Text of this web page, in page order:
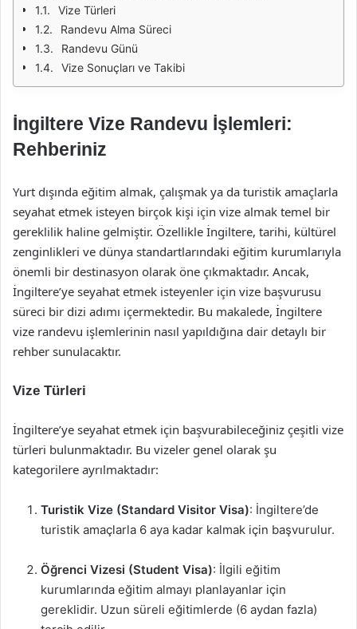
Vize Türleri
Randevu Alma Süreci
Randevu Günü
Vize Sonuçları ve Takibi
İngiltere Vize Randevu İşlemleri:
Rehberiniz
Yurt dışında eğitim almak, çalışmak ya da turistik amaçlarla
seyahat etmek isteyen birçok kişi için vize almak temel bir
gereklilik haline gelmiştir. Özellikle İngiltere, tarihi, kültürel
zenginlikleri ve dünya standartlarındaki eğitim kurumlarıyla
önemli bir destinasyon olarak öne çıkmaktadır. Ancak,
İngiltere’ye seyahat etmek isteyenler için vize başvurusu
süreci bir dizi adımı içermektedir. Bu makalede, İngiltere
vize randevu işlemlerinin nasıl yapıldığına dair detaylı bir
rehber sunulacaktır.
Vize Türleri
İngiltere’ye seyahat etmek için başvurabileceğiniz çeşitli vize
türleri bulunmaktadır. Bu vizeler genel olarak şu
kategorilere ayrılmaktadır:
Turistik Vize (Standard Visitor Visa): İngiltere’de
turistik amaçlarla 6 aya kadar kalmak için başvurulur.
Öğrenci Vizesi (Student Visa): İlgili eğitim
kurumlarında eğitim almayı planlayanlar için
gereklidir. Uzun süreli eğitimlerde (6 aydan fazla)